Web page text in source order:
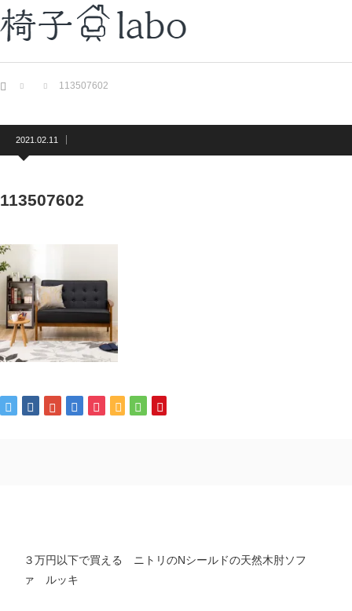
ホーム 113507602
2021.02.11
113507602
３万円以下で買える ニトリのNシールドの天然木肘ソフ
ァ ルッキ